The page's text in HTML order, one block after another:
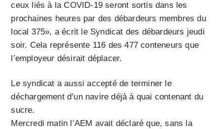
ceux liés à la COVID-19 seront sortis dans les
prochaines heures par des débardeurs membres du
local 375», a écrit le Syndicat des débardeurs jeudi
soir. Cela représente 116 des 477 conteneurs que
l’employeur désirait déplacer.
Le syndicat a aussi accepté de terminer le
déchargement d’un navire déjà à quai contenant du
sucre.
Mercredi matin l’AEM avait déclaré que, sans la